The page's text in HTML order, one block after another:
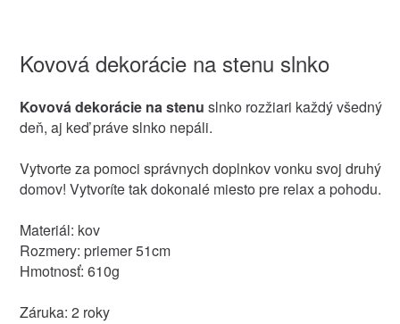
Kovová dekorácie na stenu slnko
Kovová dekorácie na stenu slnko rozžiari každý všedný
deň, aj keď práve slnko nepáli.
Vytvorte za pomoci správnych doplnkov vonku svoj druhý
domov! Vytvoríte tak dokonalé miesto pre relax a pohodu.
Materiál: kov
Rozmery: priemer 51cm
Hmotnosť: 610g
Záruka: 2 roky